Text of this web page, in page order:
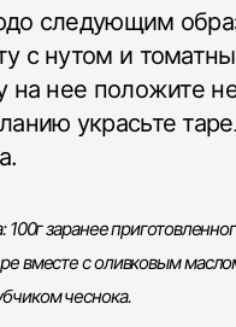
следующим
с нутом и
на нее положите
украсьте
заранее
вместе с оливковым
чеснока.